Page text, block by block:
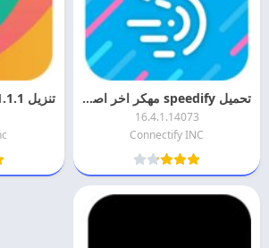
تحميل speedify مهكر اخر اصدار 2026 مجانا
16.4.1.14073
Connectify INC